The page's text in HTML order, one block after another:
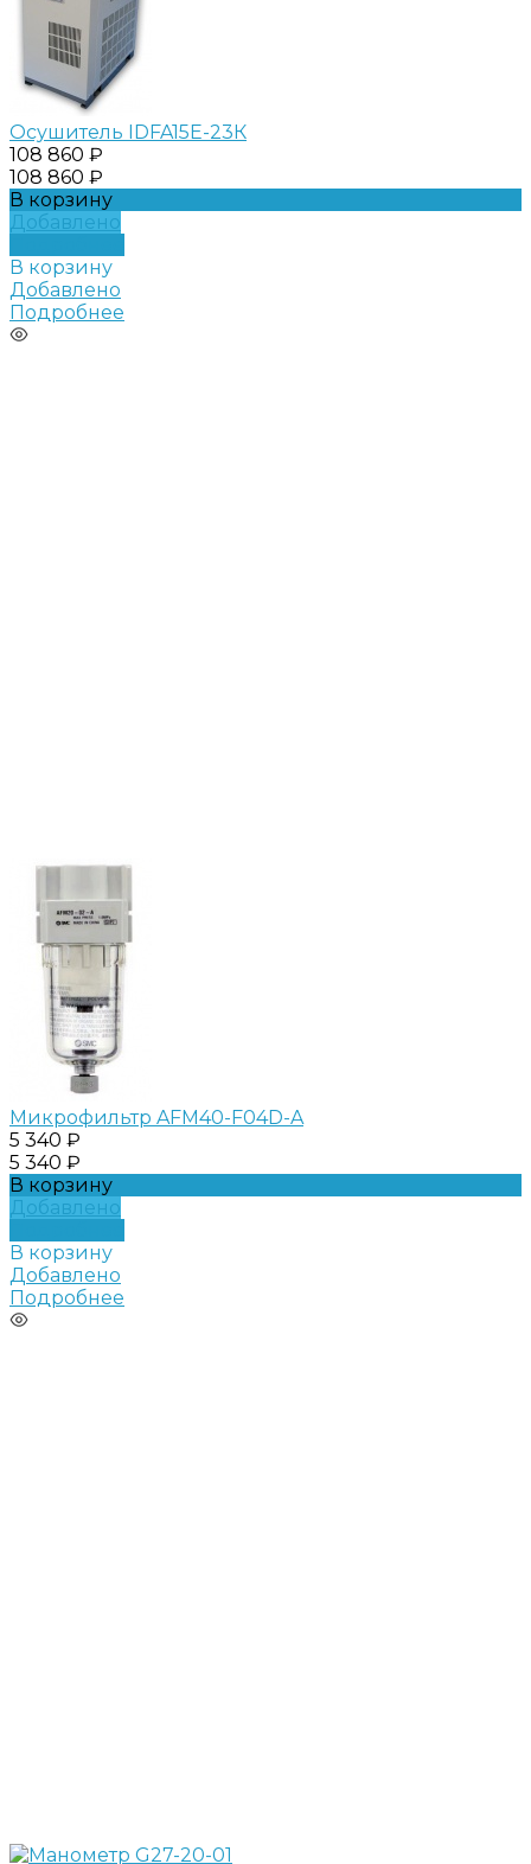
Осушитель IDFA15E-23К
108 860 ₽
108 860 ₽
В корзину
Добавлено
В корзину
Добавлено
Подробнее
Микрофильтр AFM40-F04D-A
5 340 ₽
5 340 ₽
В корзину
Добавлено
В корзину
Добавлено
Подробнее